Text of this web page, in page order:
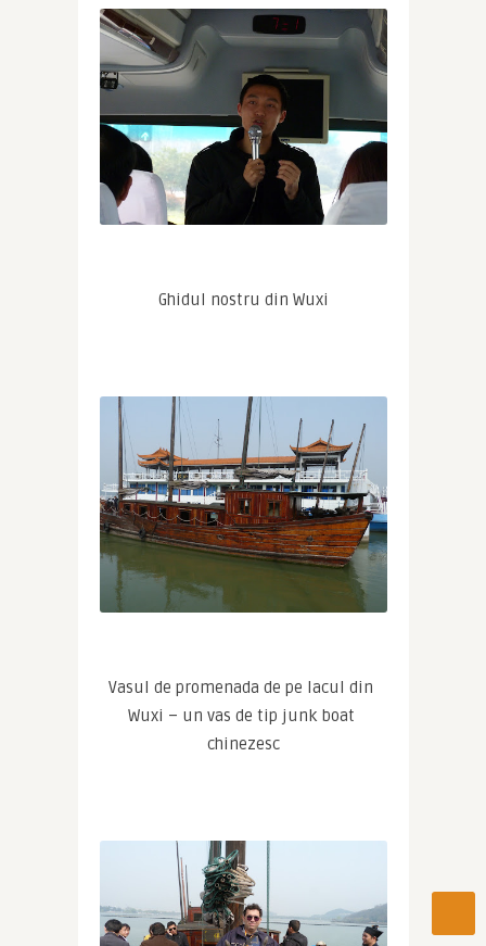
Ghidul nostru din Wuxi
Vasul de promenada de pe lacul din
Wuxi – un vas de tip junk boat
chinezesc